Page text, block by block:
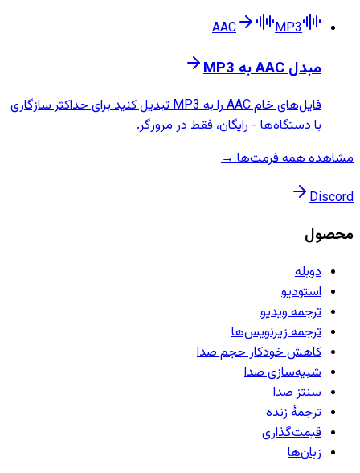
AAC
MP3
مبدل AAC به MP3
فایل‌های خام AAC را به MP3 تبدیل کنید برای حداکثر سازگاری
با دستگاه‌ها - رایگان، فقط در مرورگر.
مشاهده همه فرمت‌ها →
Discord
محصول
دوبله
استودیو
ترجمه ویدیو
ترجمه زیرنویس‌ها
کاهش خودکار حجم صدا
شبیه‌سازی صدا
سنتز صدا
ترجمهٔ زنده
قیمت‌گذاری
زبان‌ها